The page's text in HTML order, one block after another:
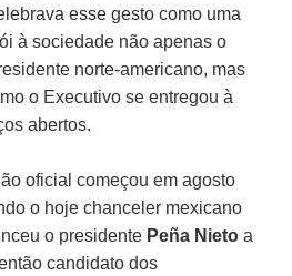
esse gesto como uma
à sociedade não apenas o
norte-americano, mas
o Executivo se entregou à
abertos.
oficial começou em agosto
o hoje chanceler mexicano
o presidente Peña Nieto a
candidato dos